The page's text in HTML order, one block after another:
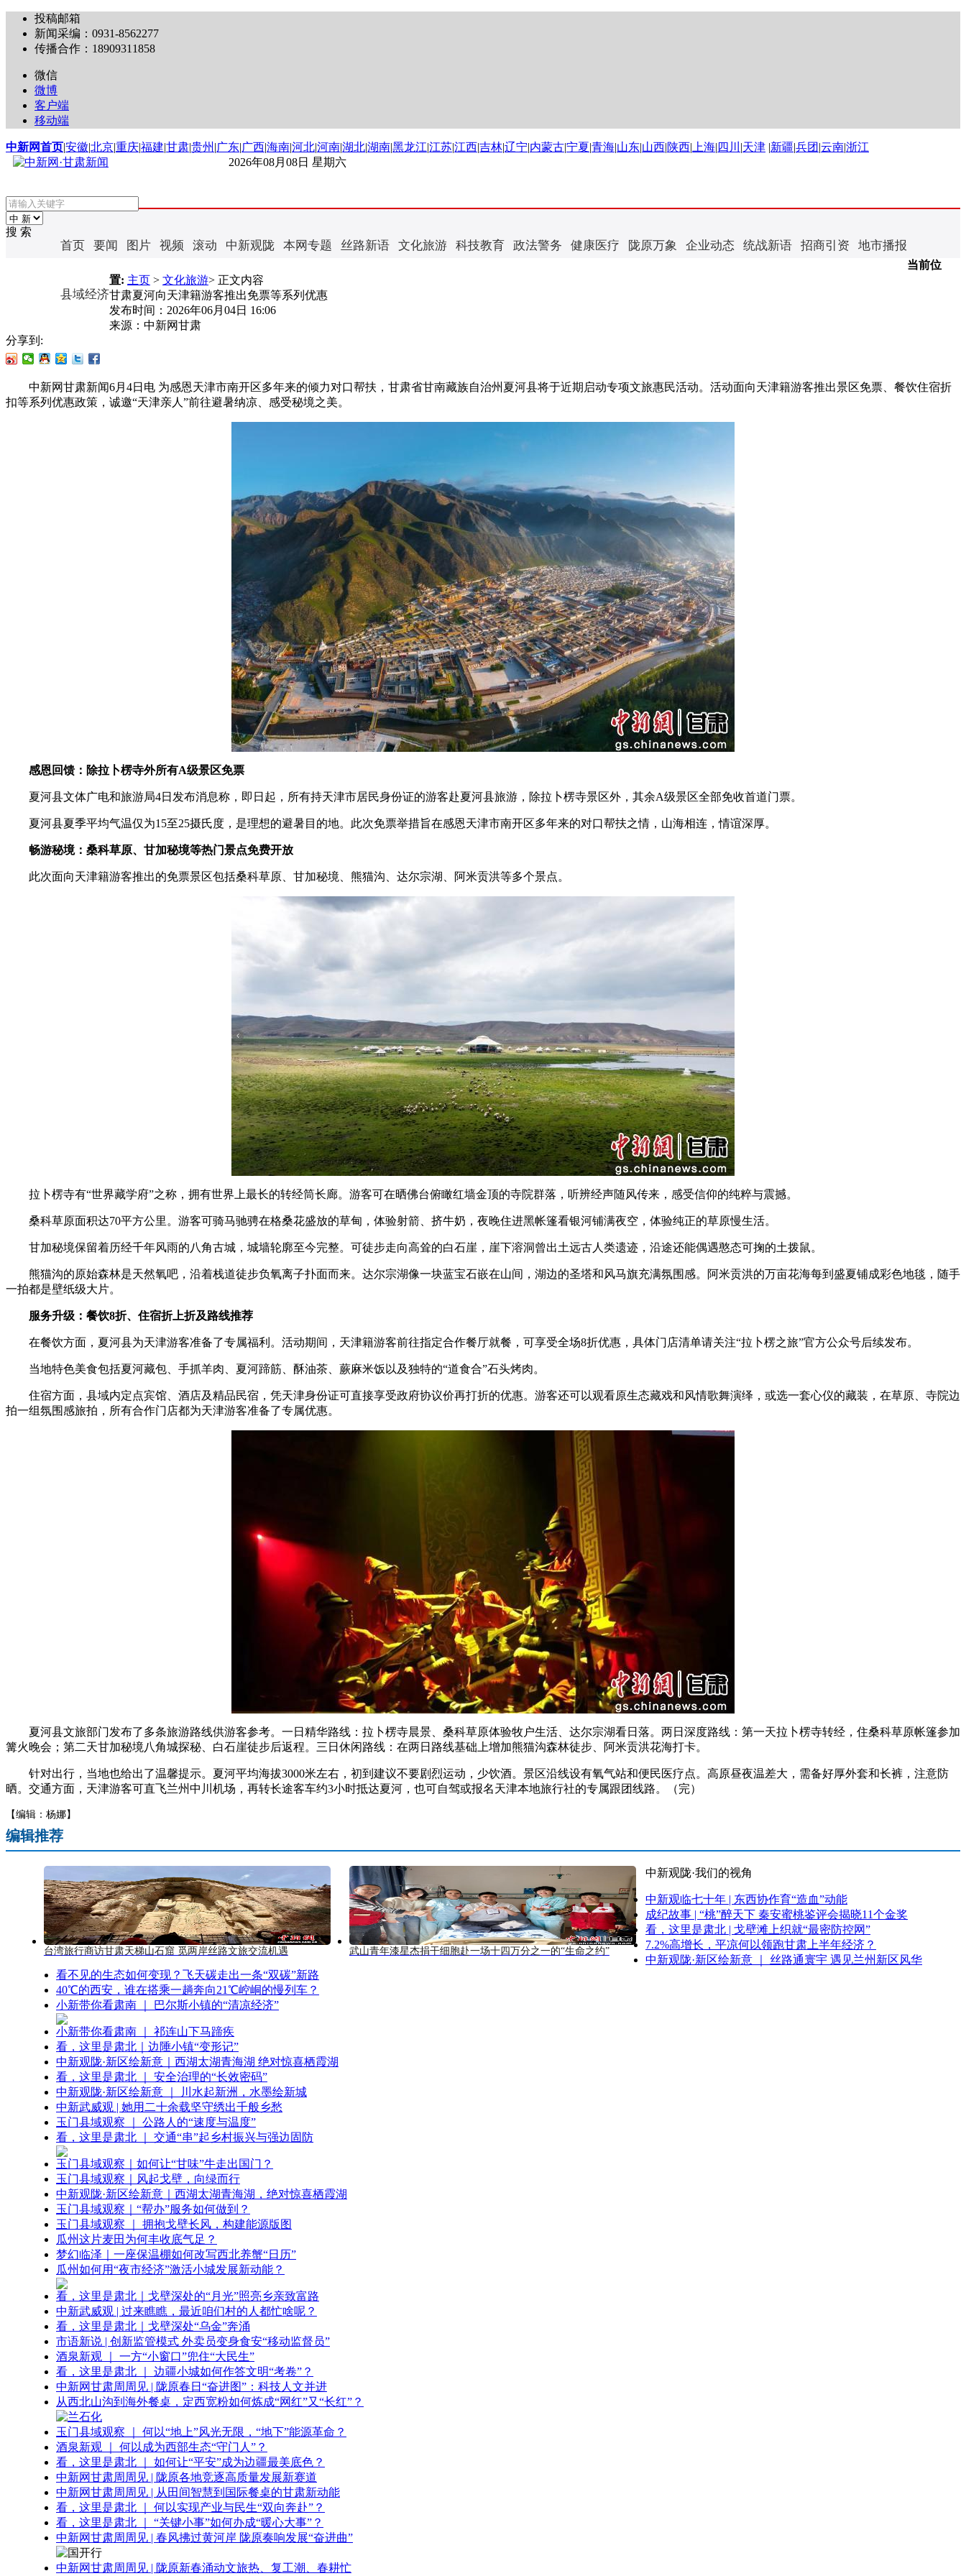
投稿邮箱
新闻采编：0931-8562277
传播合作：18909311858
微信
微博
客户端
移动端
中新网首页|安徽|北京|重庆|福建|甘肃|贵州 |广东|广西|海南|河北|河南|湖北|湖南|黑龙江|江苏|江西|吉林|辽宁|内蒙古|宁夏|青海|山东|山西|陕西| 上海| 四川 |天津 |新疆|兵团 |云南|浙江
2026年08月08日 星期六
搜 索
首页 要闻 图片 视频 滚动 中新观陇 本网专题 丝路新语 文化旅游 科技教育 政法警务 健康医疗 陇原万象 企业动态 统战新语 招商引资 地市播报
县域经济
当前位
置: 主页 > 文化旅游> 正文内容
甘肃夏河向天津籍游客推出免票等系列优惠
发布时间： 2026年06月04日 16:06
来源： 中新网甘肃
分享到:
中新网甘肃新闻6月4日电 为感恩天津市南开区多年来的倾力对口帮扶，甘肃省甘南藏族自治州夏河县将于近期启动专项文旅惠民活动。活动面向天津籍游客推出景区免票、餐饮住宿折
扣等系列优惠政策，诚邀“天津亲人”前往避暑纳凉、感受秘境之美。
感恩回馈：除拉卜楞寺外所有A级景区免票
夏河县文体广电和旅游局4日发布消息称，即日起，所有持天津市居民身份证的游客赴夏河县旅游，除拉卜楞寺景区外，其余A级景区全部免收首道门票。
夏河县夏季平均气温仅为15至25摄氏度，是理想的避暑目的地。此次免票举措旨在感恩天津市南开区多年来的对口帮扶之情，山海相连，情谊深厚。
畅游秘境：桑科草原、甘加秘境等热门景点免费开放
此次面向天津籍游客推出的免票景区包括桑科草原、甘加秘境、熊猫沟、达尔宗湖、阿米贡洪等多个景点。
拉卜楞寺有“世界藏学府”之称，拥有世界上最长的转经筒长廊。游客可在晒佛台俯瞰红墙金顶的寺院群落，听辨经声随风传来，感受信仰的纯粹与震撼。
桑科草原面积达70平方公里。游客可骑马驰骋在格桑花盛放的草甸，体验射箭、挤牛奶，夜晚住进黑帐篷看银河铺满夜空，体验纯正的草原慢生活。
甘加秘境保留着历经千年风雨的八角古城，城墙轮廓至今完整。可徒步走向高耸的白石崖，崖下溶洞曾出土远古人类遗迹，沿途还能偶遇憨态可掬的土拨鼠。
熊猫沟的原始森林是天然氧吧，沿着栈道徒步负氧离子扑面而来。达尔宗湖像一块蓝宝石嵌在山间，湖边的圣塔和风马旗充满氛围感。阿米贡洪的万亩花海每到盛夏铺成彩色地毯，随手
一拍都是壁纸级大片。
服务升级：餐饮8折、住宿折上折及路线推荐
在餐饮方面，夏河县为天津游客准备了专属福利。活动期间，天津籍游客前往指定合作餐厅就餐，可享受全场8折优惠，具体门店清单请关注“拉卜楞之旅”官方公众号后续发布。
当地特色美食包括夏河藏包、手抓羊肉、夏河蹄筋、酥油茶、蕨麻米饭以及独特的“道食合”石头烤肉。
住宿方面，县域内定点宾馆、酒店及精品民宿，凭天津身份证可直接享受政府协议价再打折的优惠。游客还可以观看原生态藏戏和风情歌舞演绎，或选一套心仪的藏装，在草原、寺院边
拍一组氛围感旅拍，所有合作门店都为天津游客准备了专属优惠。
夏河县文旅部门发布了多条旅游路线供游客参考。一日精华路线：拉卜楞寺晨景、桑科草原体验牧户生活、达尔宗湖看日落。两日深度路线：第一天拉卜楞寺转经，住桑科草原帐篷参加
篝火晚会；第二天甘加秘境八角城探秘、白石崖徒步后返程。三日休闲路线：在两日路线基础上增加熊猫沟森林徒步、阿米贡洪花海打卡。
针对出行，当地也给出了温馨提示。夏河平均海拔3000米左右，初到建议不要剧烈运动，少饮酒。景区沿线设有氧气站和便民医疗点。高原昼夜温差大，需备好厚外套和长裤，注意防
晒。交通方面，天津游客可直飞兰州中川机场，再转长途客车约3小时抵达夏河，也可自驾或报名天津本地旅行社的专属跟团线路。（完）
【编辑：杨娜】
编辑推荐
台湾旅行商访甘肃天梯山石窟 觅两岸丝路文旅交流机遇 武山青年漆星杰捐干细胞赴一场十四万分之一的“生命之约”
中新观陇·我们的视角
中新观临七十年 | 东西协作育“造血”动能
成纪故事 | “桃”醉天下 秦安蜜桃鉴评会揭晓11个金奖
看，这里是肃北 | 戈壁滩上织就“最密防控网”
7.2%高增长，平凉何以领跑甘肃上半年经济？
中新观陇·新区绘新意 ｜ 丝路通寰宇 遇见兰州新区风华
看不见的生态如何变现？飞天碳走出一条“双碳”新路
40℃的西安，谁在搭乘一趟奔向21℃崆峒的慢列车？
小新带你看肃南 ｜ 巴尔斯小镇的“清凉经济”
小新带你看肃南 ｜ 祁连山下马蹄疾
看，这里是肃北｜边陲小镇“变形记”
中新观陇·新区绘新意｜西湖太湖青海湖 绝对惊喜栖霞湖
看，这里是肃北 ｜ 安全治理的“长效密码”
中新观陇·新区绘新意 ｜ 川水起新洲，水墨绘新城
中新武威观 | 她用二十余载坚守绣出千般乡愁
玉门县域观察 ｜ 公路人的“速度与温度”
看，这里是肃北 ｜ 交通“串”起乡村振兴与强边固防
玉门县域观察｜如何让“甘味”牛走出国门？
玉门县域观察｜风起戈壁，向绿而行
中新观陇·新区绘新意｜西湖太湖青海湖，绝对惊喜栖霞湖
玉门县域观察｜“帮办”服务如何做到？
玉门县域观察 ｜ 拥抱戈壁长风，构建能源版图
瓜州这片麦田为何丰收底气足？
梦幻临泽｜一座保温棚如何改写西北养蟹“日历”
瓜州如何用“夜市经济”激活小城发展新动能？
看，这里是肃北｜戈壁深处的“月光”照亮乡亲致富路
中新武威观 | 过来瞧瞧，最近咱们村的人都忙啥呢？
看，这里是肃北｜戈壁深处“乌金”奔涌
市语新说 | 创新监管模式 外卖员变身食安“移动监督员”
酒泉新观 ｜ 一方“小窗口”兜住“大民生”
看，这里是肃北 ｜ 边疆小城如何作答文明“考卷”？
中新网甘肃周周见 | 陇原春日“奋进图”：科技人文并进
从西北山沟到海外餐桌，定西宽粉如何炼成“网红”又“长红”？
玉门县域观察 ｜ 何以“地上”风光无限，“地下”能源革命？
酒泉新观 ｜ 何以成为西部生态“守门人”？
看，这里是肃北 ｜ 如何让“平安”成为边疆最美底色？
中新网甘肃周周见 | 陇原各地竞逐高质量发展新赛道
中新网甘肃周周见 | 从田间智慧到国际餐桌的甘肃新动能
看，这里是肃北 ｜ 何以实现产业与民生“双向奔赴”？
看，这里是肃北 ｜ “关键小事”如何办成“暖心大事”？
中新网甘肃周周见 | 春风拂过黄河岸 陇原奏响发展“奋进曲”
中新网甘肃周周见 | 陇原新春涌动文旅热、复工潮、春耕忙